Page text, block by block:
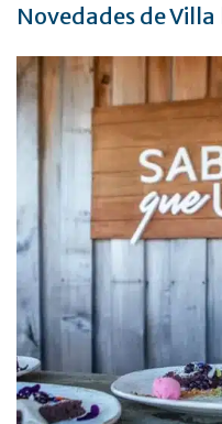
Novedades de